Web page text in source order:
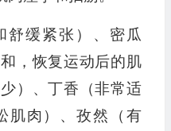
舒缓紧张）、密瓜
，恢复运动后的肌
）、丁香（非常适
肌肉）、孜然（有